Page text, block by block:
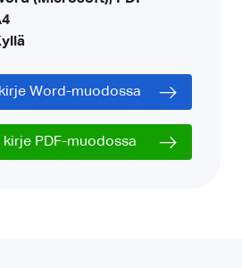
Word-muodossa
PDF-muodossa